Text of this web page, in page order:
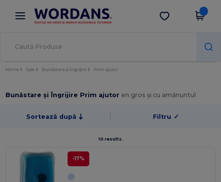
× Aplicația Wordans
Prețuri mai bune în aplicație!
Descarcă app
Home Sale Bunăstare și Îngrijire Prim ajutor
Bunăstare și Îngrijire Prim ajutor en gros și cu amănuntul
Sortează după Filtru ✓
10 results.
-17%